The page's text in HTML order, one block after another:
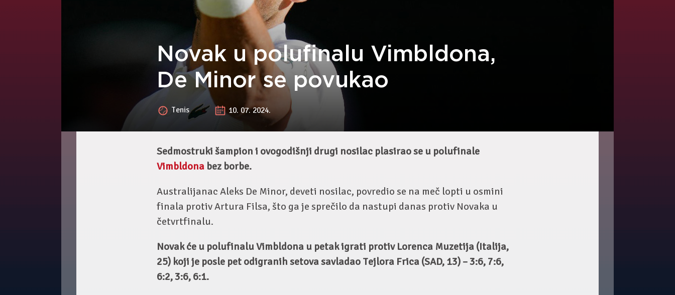
Novak u polufinalu Vimbldona,
De Minor se povukao
Tenis 10. 07. 2024.
Sedmostruki šampion i ovogodišnji drugi nosilac plasirao se u polufinale
Vimbldona bez borbe.
Australijanac Aleks De Minor, deveti nosilac, povredio se na meč lopti u osmini
finala protiv Artura Filsa, što ga je sprečilo da nastupi danas protiv Novaka u
četvrtfinalu.
Novak će u polufinalu Vimbldona u petak igrati protiv Lorenca Muzetija (Italija,
25) koji je posle pet odigranih setova savladao Tejlora Frica (SAD, 13) – 3:6, 7:6,
6:2, 3:6, 6:1.